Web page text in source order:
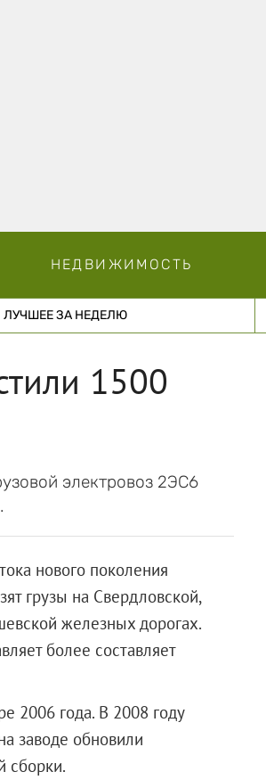
НЕДВИЖИМОСТЬ
ЛУЧШЕЕ ЗА НЕДЕЛЮ
1500
электровоз 2ЭС6
нового поколения
грузы на Свердловской,
железных дорогах.
более составляет
2006 года. В 2008 году
заводе обновили
сборки.